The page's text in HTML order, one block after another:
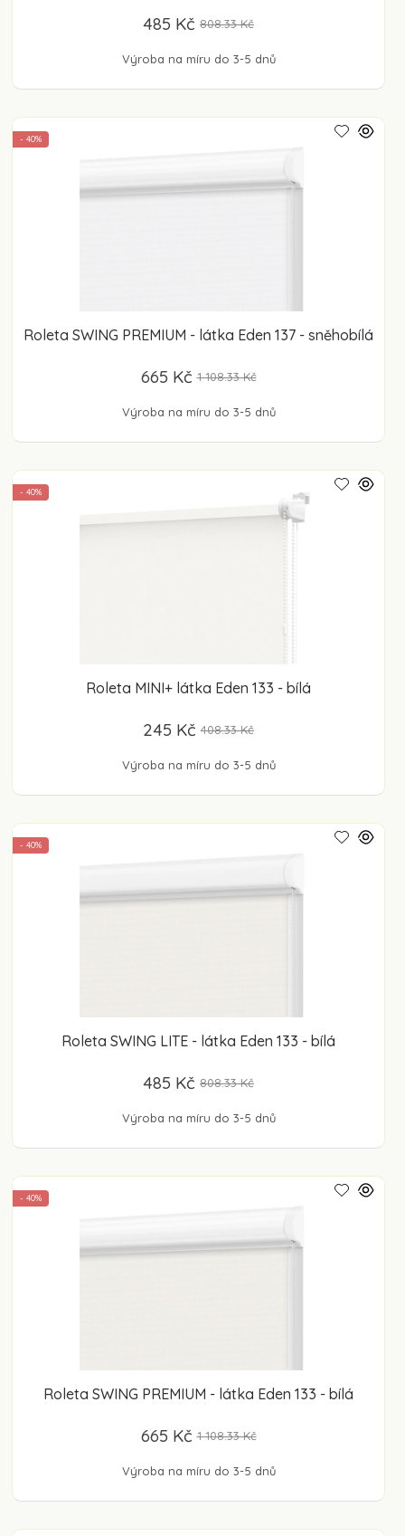
Výroba na míru do 3-5 dnů
485 Kč 808.33 Kč
Roleta SWING PREMIUM - látka Eden 137 - sněhobílá
- 40%
Výroba na míru do 3-5 dnů
665 Kč 1 108.33 Kč
Roleta MINI+ látka Eden 133 - bílá
- 40%
Výroba na míru do 3-5 dnů
245 Kč 408.33 Kč
Roleta SWING LITE - látka Eden 133 - bílá
- 40%
Výroba na míru do 3-5 dnů
485 Kč 808.33 Kč
Roleta SWING PREMIUM - látka Eden 133 - bílá
- 40%
Výroba na míru do 3-5 dnů
665 Kč 1 108.33 Kč